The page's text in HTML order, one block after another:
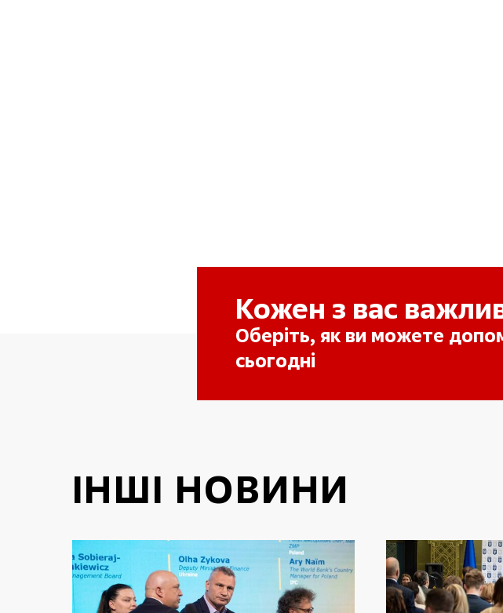
Кожен з вас
Оберіть, як ви можете
сьогодні
ІНШІ НОВИНИ